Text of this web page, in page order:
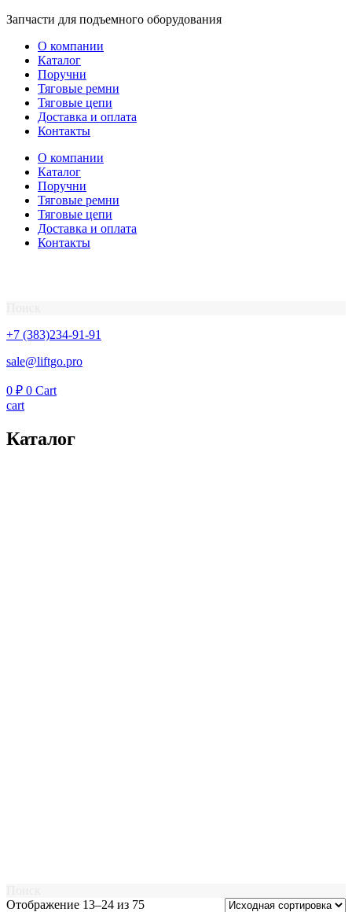
Перейти
содержимому
Запчасти для подъемного оборудования
О компании
Каталог
Поручни
Тяговые ремни
Тяговые цепи
Доставка и оплата
Контакты
О компании
Каталог
Поручни
Тяговые ремни
Тяговые цепи
Доставка и оплата
Контакты
+7 (383)234-91-91
sale@liftgo.pro
0 ₽ 0 Cart
cart
Каталог
Отображение 13–24 из 75